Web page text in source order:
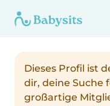
Dieses Profil ist
dir, deine Suche
großartige